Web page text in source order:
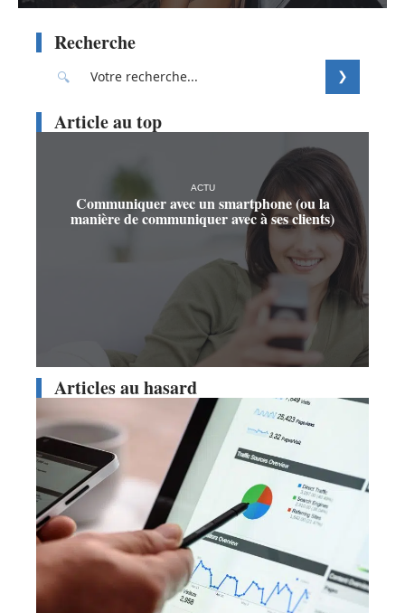
Recherche
Article au top
ACTU
Communiquer avec un smartphone (ou la
manière de communiquer avec à ses clients)
Articles au hasard